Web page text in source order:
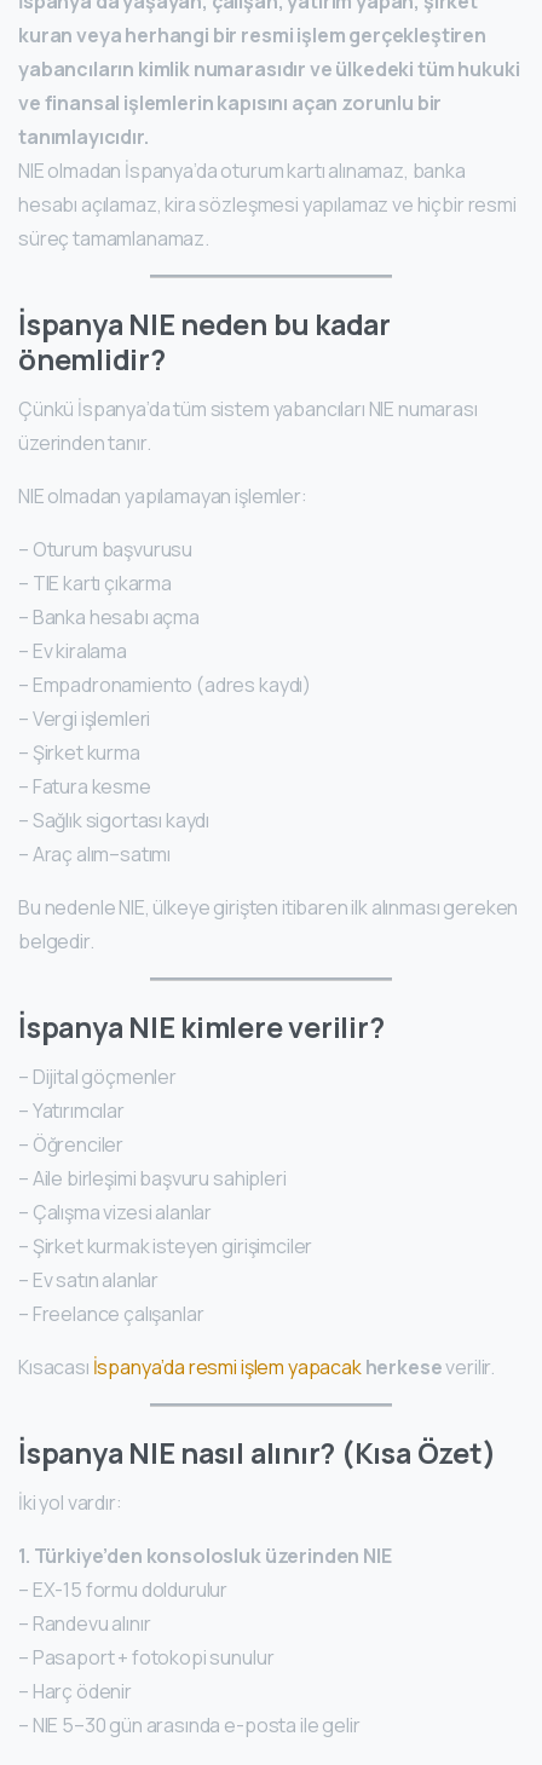
kuran veya herhangi bir resmi işlem gerçekleştiren
yabancıların kimlik numarasıdır ve ülkedeki tüm hukuki
ve finansal işlemlerin kapısını açan zorunlu bir
tanımlayıcıdır.
NIE olmadan İspanya’da oturum kartı alınamaz, banka
hesabı açılamaz, kira sözleşmesi yapılamaz ve hiçbir resmi
süreç tamamlanamaz.
İspanya NIE neden bu kadar
önemlidir?
Çünkü İspanya’da tüm sistem yabancıları NIE numarası
üzerinden tanır.
NIE olmadan yapılamayan işlemler:
– Oturum başvurusu
– TIE kartı çıkarma
– Banka hesabı açma
– Ev kiralama
– Empadronamiento (adres kaydı)
– Vergi işlemleri
– Şirket kurma
– Fatura kesme
– Sağlık sigortası kaydı
– Araç alım–satımı
Bu nedenle NIE, ülkeye girişten itibaren ilk alınması gereken
belgedir.
İspanya NIE kimlere verilir?
– Dijital göçmenler
– Yatırımcılar
– Öğrenciler
– Aile birleşimi başvuru sahipleri
– Çalışma vizesi alanlar
– Şirket kurmak isteyen girişimciler
– Ev satın alanlar
– Freelance çalışanlar
Kısacası İspanya’da resmi işlem yapacakherkeseverilir.
İspanya NIE nasıl alınır? (Kısa Özet)
İki yol vardır:
1. Türkiye’den konsolosluk üzerinden NIE
– EX-15 formu doldurulur
– Randevu alınır
– Pasaport + fotokopi sunulur
– Harç ödenir
– NIE 5–30 gün arasında e-posta ile gelir